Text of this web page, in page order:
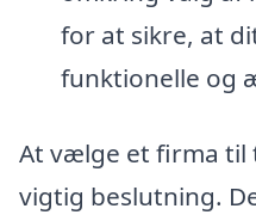
for at sikre, at
funktionelle og
At vælge et firma
vigtig beslutning.